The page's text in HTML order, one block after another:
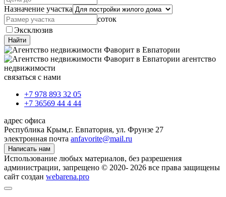
Назначение участка
соток
Эксклюзив
Найти
агентство
недвижимости
связаться с нами
+7 978 893 32 05
+7 36569 44 4 44
адрес офиса
Республика Крым,г. Евпатория, ул. Фрунзе 27
электронная почта anfavorite@mail.ru
Написать нам
Использование любых материалов, без разрешения
администрации, запрещено © 2020- 2026 все права защищены
сайт создан webarena.pro